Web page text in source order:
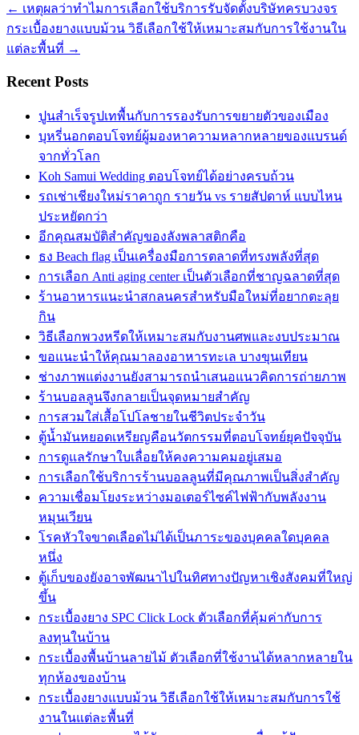
← เหตุผลว่าทำไมการเลือกใช้บริการรับจัดตั้งบริษัทครบวงจร
กระเบื้องยางแบบม้วน วิธีเลือกใช้ให้เหมาะสมกับการใช้งานใน
แต่ละพื้นที่ →
Recent Posts
ปูนสำเร็จรูปเทพื้นกับการรองรับการขยายตัวของเมือง
บุหรี่นอกตอบโจทย์ผู้มองหาความหลากหลายของแบรนด์
จากทั่วโลก
Koh Samui Wedding ตอบโจทย์ได้อย่างครบถ้วน
รถเช่าเชียงใหม่ราคาถูก รายวัน vs รายสัปดาห์ แบบไหน
ประหยัดกว่า
อีกคุณสมบัติสำคัญของลังพลาสติกคือ
ธง Beach flag เป็นเครื่องมือการตลาดที่ทรงพลังที่สุด
การเลือก Anti aging center เป็นตัวเลือกที่ชาญฉลาดที่สุด
ร้านอาหารแนะนำสกลนครสำหรับมือใหม่ที่อยากตะลุย
กิน
วิธีเลือกพวงหรีดให้เหมาะสมกับงานศพและงบประมาณ
ขอแนะนำให้คุณมาลองอาหารทะเล บางขุนเทียน
ช่างภาพแต่งงานยังสามารถนำเสนอแนวคิดการถ่ายภาพ
ร้านบอลลูนจึงกลายเป็นจุดหมายสำคัญ
การสวมใส่เสื้อโปโลชายในชีวิตประจำวัน
ตู้น้ำมันหยอดเหรียญคือนวัตกรรมที่ตอบโจทย์ยุคปัจจุบัน
การดูแลรักษาใบเลื่อยให้คงความคมอยู่เสมอ
การเลือกใช้บริการร้านบอลลูนที่มีคุณภาพเป็นสิ่งสำคัญ
ความเชื่อมโยงระหว่างมอเตอร์ไซค์ไฟฟ้ากับพลังงาน
หมุนเวียน
โรคหัวใจขาดเลือดไม่ได้เป็นภาระของบุคคลใดบุคคล
หนึ่ง
ตู้เก็บของยังอาจพัฒนาไปในทิศทางปัญหาเชิงสังคมที่ใหญ่
ขึ้น
กระเบื้องยาง SPC Click Lock ตัวเลือกที่คุ้มค่ากับการ
ลงทุนในบ้าน
กระเบื้องพื้นบ้านลายไม้ ตัวเลือกที่ใช้งานได้หลากหลายใน
ทุกห้องของบ้าน
กระเบื้องยางแบบม้วน วิธีเลือกใช้ให้เหมาะสมกับการใช้
งานในแต่ละพื้นที่